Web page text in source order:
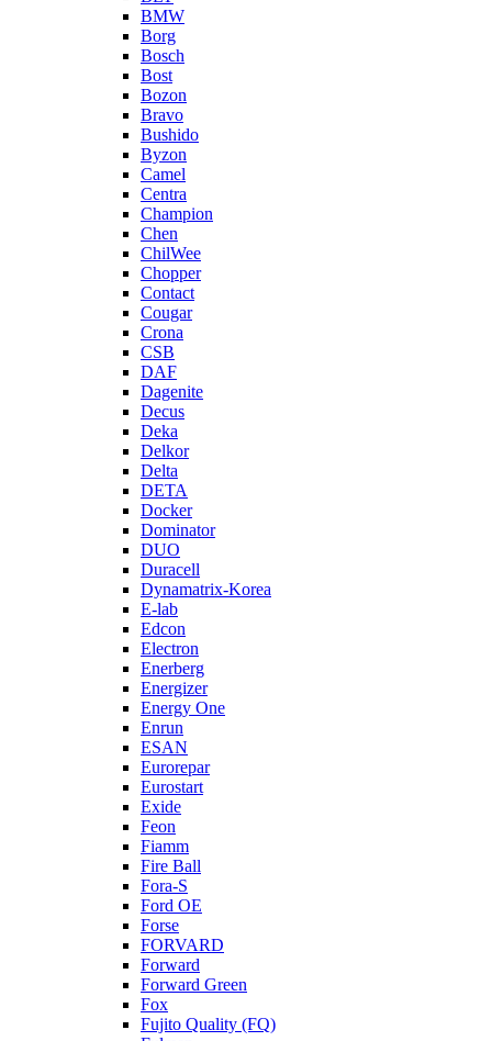
BMW
Borg
Bosch
Bost
Bozon
Bravo
Bushido
Byzon
Camel
Centra
Champion
Chen
ChilWee
Chopper
Contact
Cougar
Crona
CSB
DAF
Dagenite
Decus
Deka
Delkor
Delta
DETA
Docker
Dominator
DUO
Duracell
Dynamatrix-Korea
E-lab
Edcon
Electron
Enerberg
Energizer
Energy One
Enrun
ESAN
Eurorepar
Eurostart
Exide
Feon
Fiamm
Fire Ball
Fora-S
Ford OE
Forse
FORVARD
Forward
Forward Green
Fox
Fujito Quality (FQ)